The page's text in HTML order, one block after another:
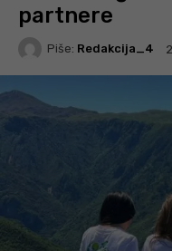
partnere
Piše: Redakcija_4